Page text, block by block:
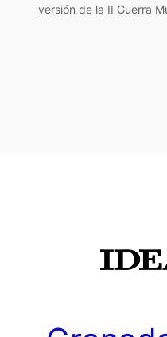
versión de la II Guerra